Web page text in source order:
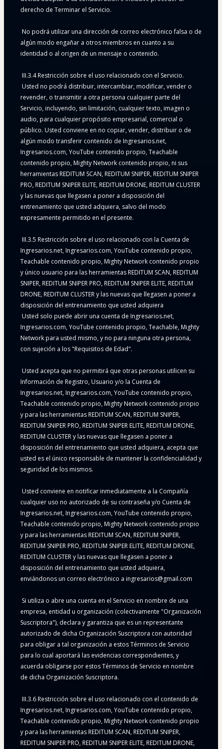
derecho de Terminar el Servicio.
No podrá utilizar una dirección de correo electrónico falsa o de
algún modo engañar a otros miembros en cuanto a su
identidad o al origen de un mensaje o contenido.
III.3.4 Restricción sobre el uso relacionado con el Servicio.
Usted no podrá distribuir, intercambiar, modificar, vender o
revender, o transmitir a otra persona cualquier parte del
Servicio, incluyendo, sin limitación, cualquier texto, imagen o
audio, para cualquier propósito empresarial, comercial o
público. Usted conviene en no copiar, vender, distribuir o de
algún modo transferir contenido de Ingresarios.net,
Ingresarios.com, YouTube contenido propio, Teachable
contenido propio, Mighty Network contenido propio, ni sus
herramientas REDITUM SCAN, REDITUM SNIPER, REDITUM SNIPER
PRO, REDITUM SNIPER ELITE, REDITUM DRONE, REDITUM CLUSTER
y las nuevas que llegasen a poner a disposición del
entrenamiento que usted adquiera, salvo del modo
expresamente permitido en el presente.
III.3.5 Restricción sobre el uso relacionado con la Cuenta de
Ingresarios.net, Ingresarios.com, YouTube contenido propio,
Teachable contenido propio, Mighty Network contenido propio
y único usuario para las herramientas REDITUM SCAN, REDITUM
SNIPER, REDITUM SNIPER PRO, REDITUM SNIPER ELITE, REDITUM
DRONE, REDITUM CLUSTER y las nuevas que llegasen a poner a
disposición del entrenamiento que usted adquiera
Usted solo puede abrir una cuenta de Ingresarios.net,
Ingresarios.com, YouTube contenido propio, Teachable, Mighty
Network para usted mismo, y no para ninguna otra persona,
con sujeción a los "Requisitos de Edad".
Usted acepta que no permitirá que otras personas utilicen su
Información de Registro, Usuario y/o la Cuenta de
Ingresarios.net, Ingresarios.com, YouTube contenido propio,
Teachable contenido propio, Mighty Network contenido propio
y para las herramientas REDITUM SCAN, REDITUM SNIPER,
REDITUM SNIPER PRO, REDITUM SNIPER ELITE, REDITUM DRONE,
REDITUM CLUSTER y las nuevas que llegasen a poner a
disposición del entrenamiento que usted adquiera, acepta que
usted es el único responsable de mantener la confidencialidad y
seguridad de los mismos.
Usted conviene en notificar inmediatamente a la Compañía
cualquier uso no autorizado de su contraseña y/o Cuenta de
Ingresarios.net, Ingresarios.com, YouTube contenido propio,
Teachable contenido propio, Mighty Network contenido propio
y para las herramientas REDITUM SCAN, REDITUM SNIPER,
REDITUM SNIPER PRO, REDITUM SNIPER ELITE, REDITUM DRONE,
REDITUM CLUSTER y las nuevas que llegasen a poner a
disposición del entrenamiento que usted adquiera,
enviándonos un correo electrónico a ingresarios@gmail.com
Si utiliza o abre una cuenta en el Servicio en nombre de una
empresa, entidad u organización (colectivamente "Organización
Suscriptora"), declara y garantiza que es un representante
autorizado de dicha Organización Suscriptora con autoridad
para obligar a tal organización a estos Términos de Servicio
para lo cual aportará las evidencias correspondientes, y
acuerda obligarse por estos Términos de Servicio en nombre
de dicha Organización Suscriptora.
III.3.6 Restricción sobre el uso relacionado con el contenido de
Ingresarios.net, Ingresarios.com, YouTube contenido propio,
Teachable contenido propio, Mighty Network contenido propio
y para las herramientas REDITUM SCAN, REDITUM SNIPER,
REDITUM SNIPER PRO, REDITUM SNIPER ELITE, REDITUM DRONE,